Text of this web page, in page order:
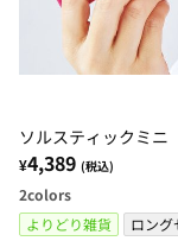
ソルスティックミニ
¥4,389 (税込)
2colors
よりどり雑貨
ロング